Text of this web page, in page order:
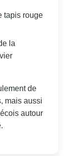
tapis rouge
la
de
mais aussi
autour